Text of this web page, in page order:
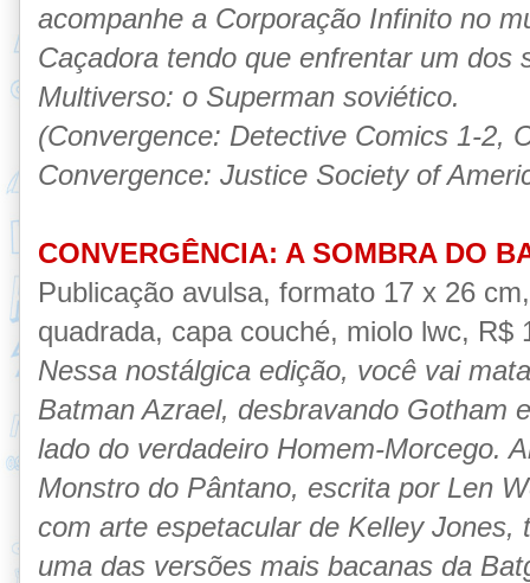
acompanhe a Corporação Infinito no
Caçadora tendo que enfrentar um dos
Multiverso: o Superman soviético.
(Convergence: Detective Comics 1-2,
Convergence: Justice Society of
CONVERGÊNCIA: A SOMBRA DO
Publicação avulsa, formato 17 x 26
quadrada, capa couché, miolo lwc, R$
Nessa nostálgica edição, você vai
Batman Azrael, desbravando Gotham
lado do verdadeiro Homem-Morcego.
Monstro do Pântano, escrita por Len
com arte espetacular de Kelley Jones,
uma das versões mais bacanas da